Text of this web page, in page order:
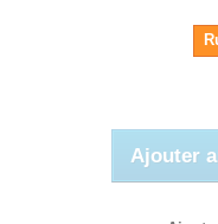
Ajouter